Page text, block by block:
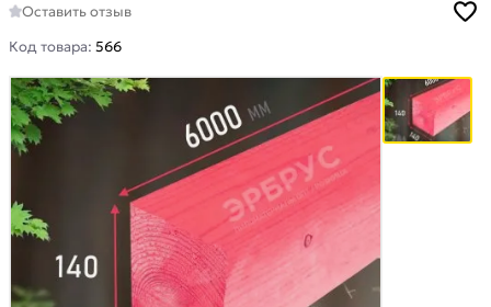
Оставить отзыв
Код товара: 566